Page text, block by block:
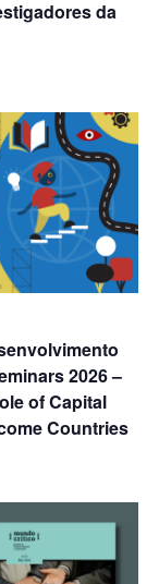
da
2026 –
of Capital
Countries